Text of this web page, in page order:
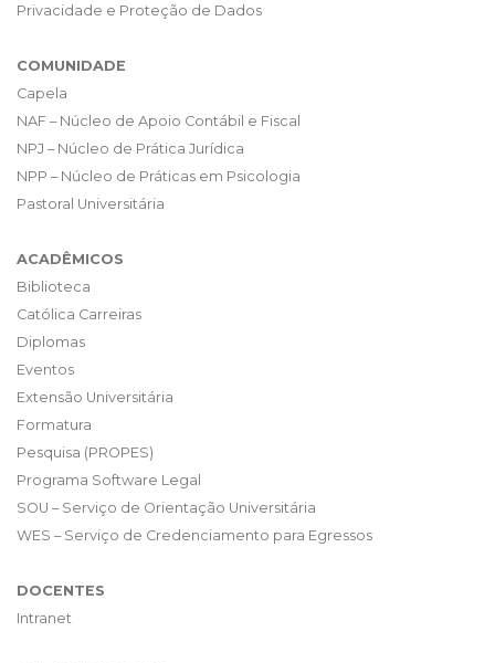
Privacidade e Proteção de Dados
COMUNIDADE
Capela
NAF – Núcleo de Apoio Contábil e Fiscal
NPJ – Núcleo de Prática Jurídica
NPP – Núcleo de Práticas em Psicologia
Pastoral Universitária
ACADÊMICOS
Biblioteca
Católica Carreiras
Diplomas
Eventos
Extensão Universitária
Formatura
Pesquisa (PROPES)
Programa Software Legal
SOU – Serviço de Orientação Universitária
WES – Serviço de Credenciamento para Egressos
DOCENTES
Intranet